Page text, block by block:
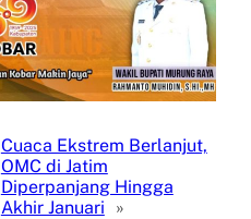
Cuaca Ekstrem Berlanjut,
OMC di Jatim
Diperpanjang Hingga
Akhir Januari
»